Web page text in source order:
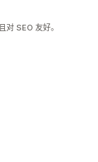
SEO 友好。